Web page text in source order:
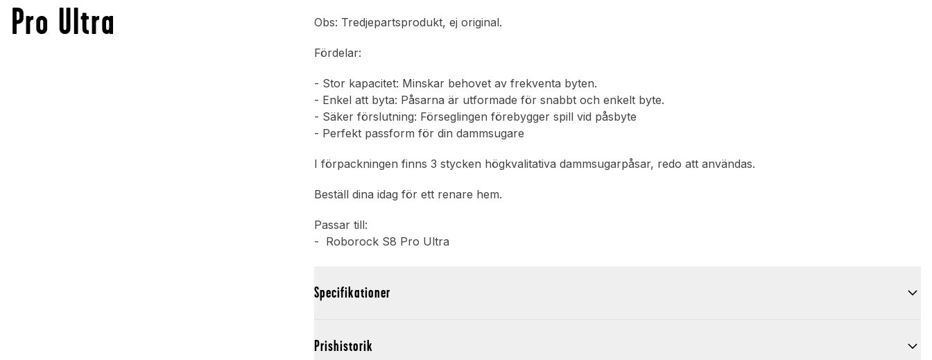
Pro Ultra
Obs: Tredjepartsprodukt, ej original.
Fördelar:
- Stor kapacitet: Minskar behovet av frekventa byten.
- Enkel att byta: Påsarna är utformade för snabbt och enkelt byte.
- Säker förslutning: Förseglingen förebygger spill vid påsbyte
- Perfekt passform för din dammsugare
I förpackningen finns 3 stycken högkvalitativa dammsugarpåsar, redo att användas.
Beställ dina idag för ett renare hem.
Passar till:
- Roborock S8 Pro Ultra
Specifikationer
Prishistorik